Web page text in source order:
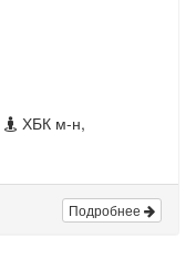
ХБК м-н,
Подробнее